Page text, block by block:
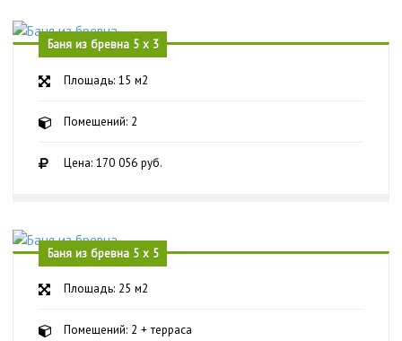
Площадь: 15 м2
Помещений: 2
Цена: 170 056 руб.
Баня из бревна 5 х 3
Площадь: 25 м2
Помещений: 2 + терраса
Баня из бревна 5 х 5